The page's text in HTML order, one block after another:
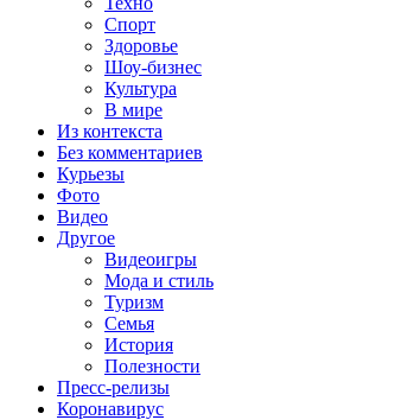
Спорт
Здоровье
Шоу-бизнес
Культура
В мире
Из контекста
Без комментариев
Курьезы
Фото
Видео
Другое
Видеоигры
Мода и стиль
Туризм
Семья
История
Полезности
Пресс-релизы
Коронавирус